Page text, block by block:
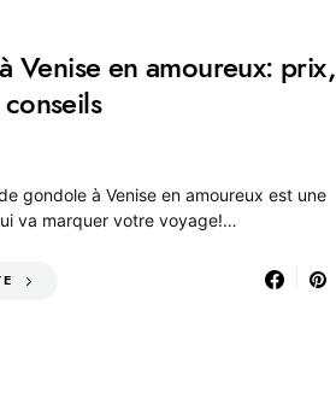
Venise en amoureux: prix,
gondole à Venise en amoureux est une
va marquer votre voyage!…